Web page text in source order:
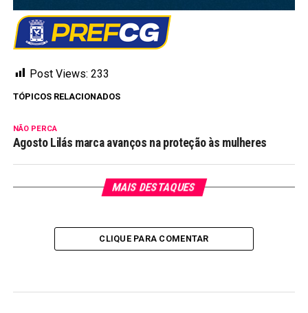
Post Views: 233
TÓPICOS RELACIONADOS
NÃO PERCA
Agosto Lilás marca avanços na proteção às mulheres
MAIS DESTAQUES
CLIQUE PARA COMENTAR